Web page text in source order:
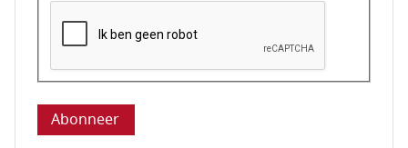
Deze vraag is om te controleren dat u een mens